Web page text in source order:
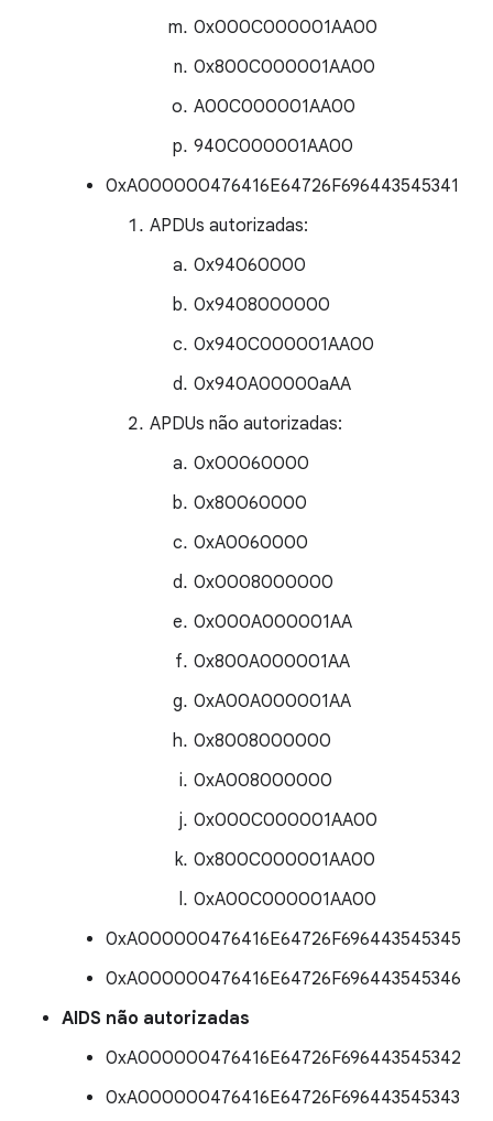
0x000C000001AA00
0x800C000001AA00
A00C000001AA00
940C000001AA00
0xA000000476416E64726F696443545341
APDUs autorizadas:
0x94060000
0x9408000000
0x940C000001AA00
0x940A00000aAA
APDUs não autorizadas:
0x00060000
0x80060000
0xA0060000
0x0008000000
0x000A000001AA
0x800A000001AA
0xA00A000001AA
0x8008000000
0xA008000000
0x000C000001AA00
0x800C000001AA00
0xA00C000001AA00
0xA000000476416E64726F696443545345
0xA000000476416E64726F696443545346
AIDS não autorizadas
0xA000000476416E64726F696443545342
0xA000000476416E64726F696443545343